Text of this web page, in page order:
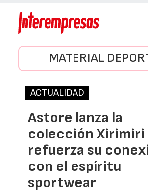
MATERIAL
ACTUALIDAD
Astore lanza la
colección Xirimiri
refuerza su
con el espíritu
sportwear